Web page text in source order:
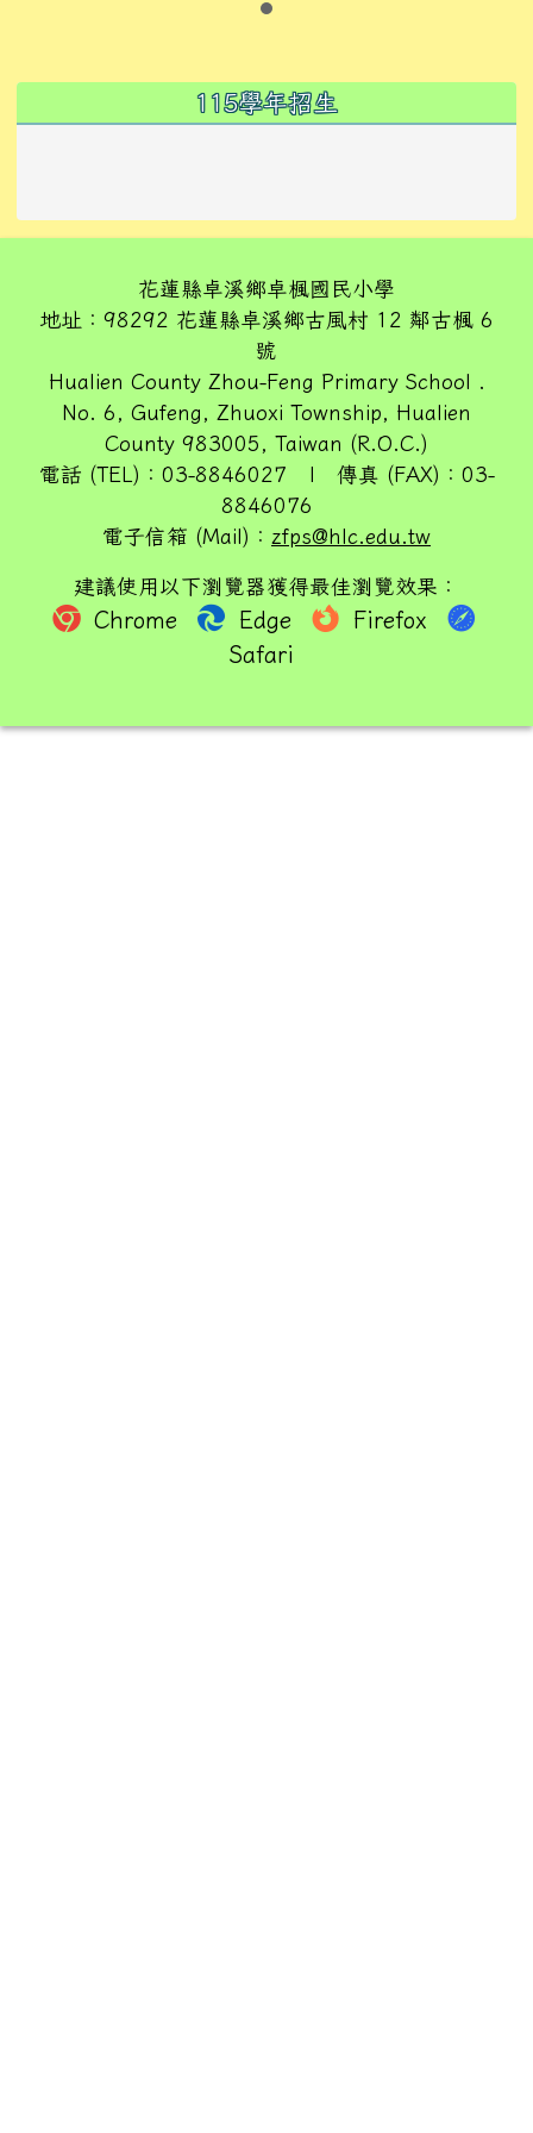
115學年招生
花蓮縣卓溪鄉卓楓國民小學
地址：98292 花蓮縣卓溪鄉古風村 12 鄰古楓 6
號
Hualien County Zhou-Feng Primary School .
No. 6, Gufeng, Zhuoxi Township, Hualien
County 983005, Taiwan (R.O.C.)
電話 (TEL)：03-8846027 | 傳真 (FAX)：03-
8846076
電子信箱 (Mail)： zfps@hlc.edu.tw
建議使用以下瀏覽器獲得最佳瀏覽效果：
Chrome Edge
Firefox
Safari